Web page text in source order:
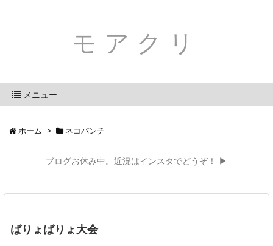
モアクリ
メニュー
ホーム > ネコパンチ
ブログお休み中。近況はインスタでどうぞ！ ▶
ばりょばりょ大会